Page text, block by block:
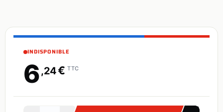
INDISPONIBLE
6,24€ TTC